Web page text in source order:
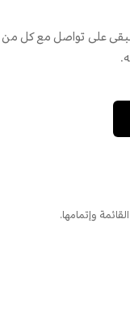
على تواصل مع كل من
وإتمامها.